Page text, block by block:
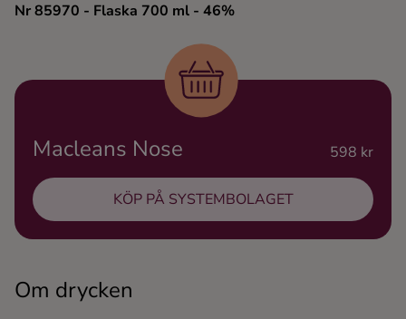
Ingredienser
Nr 85970 - Flaska 700 ml - 46%
Om drycken
Macleans Nose 598 kr
KÖP PÅ SYSTEMBOLAGET